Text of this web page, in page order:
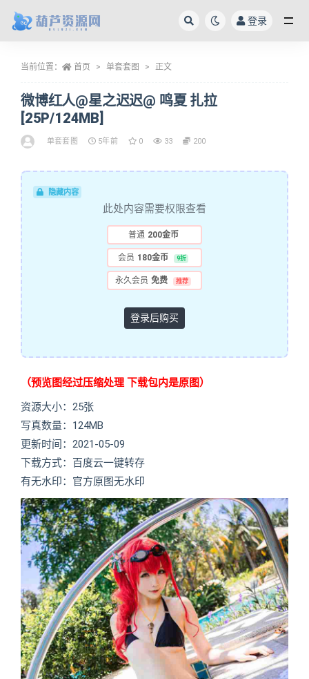
登录
当前位置： 首页 单套套图 正文
微博红人@星之迟迟@ 鸣夏 扎拉
[25P/124MB]
单套套图 5年前 0 33 200
隐藏内容
此处内容需要权限查看
普通 200金币
会员 180金币 9折
永久会员 免费 推荐
登录后购买
（预览图经过压缩处理 下载包内是原图）
资源大小：25张
写真数量：124MB
更新时间：2021-05-09
下载方式：百度云一键转存
有无水印：官方原图无水印